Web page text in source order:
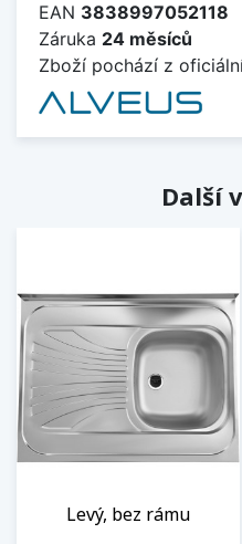
EAN 3838997052118
Záruka 24 měsíců
Zboží pochází z
Další
Levý, bez rámu